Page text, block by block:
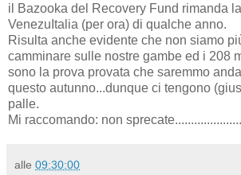
il Bazooka del Recovery Fund rimanda
VenezuItalia (per ora) di qualche anno.
Risulta anche evidente che non siamo
camminare sulle nostre gambe ed i 208
sono la prova provata che saremmo
questo autunno...dunque ci tengono
palle.
Mi raccomando: non
alle 09:30:00